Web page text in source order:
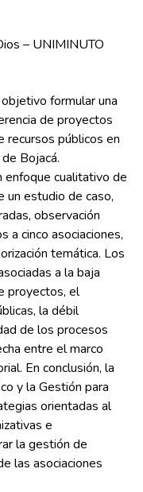
– UNIMINUTO
formular una
de proyectos
recursos públicos en
Bojacá.
cualitativo de
estudio de caso,
observación
a cinco asociaciones,
temática. Los
a la baja
proyectos, el
la débil
de los procesos
entre el marco
En conclusión, la
y la Gestión para
orientadas al
e
la gestión de
las asociaciones